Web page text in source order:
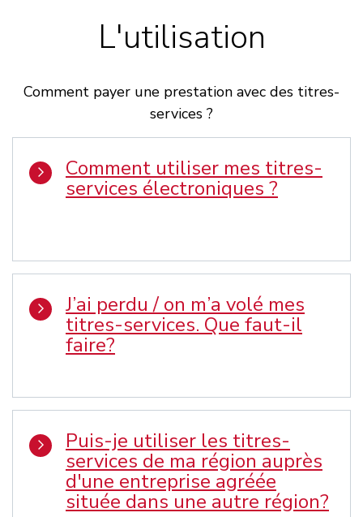
L'utilisation
Comment payer une prestation avec des titres-
services ?
Comment utiliser mes titres-
services électroniques ?
J’ai perdu / on m’a volé mes
titres-services. Que faut-il
faire?
Puis-je utiliser les titres-
services de ma région auprès
d'une entreprise agréée
située dans une autre région?